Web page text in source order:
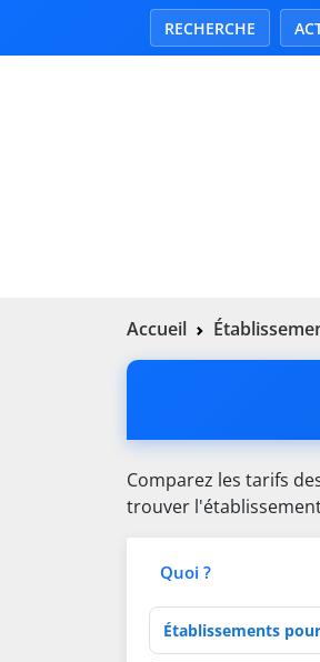
RECHERCHE
Accueil
Comparez les tarifs
trouver
Quoi ?
Type d'établissement